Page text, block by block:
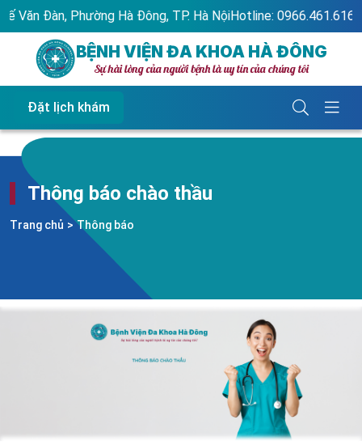
Đàn, Phường Hà Đông, TP. Hà NộiHotline: 0966.461.616 -
BỆNH VIỆN ĐA KHOA HÀ ĐÔNG
Sự hài lòng của người bệnh là uy tín của chúng tôi
Đặt lịch khám
Thông báo chào thầu
Trang chủ > Thông báo